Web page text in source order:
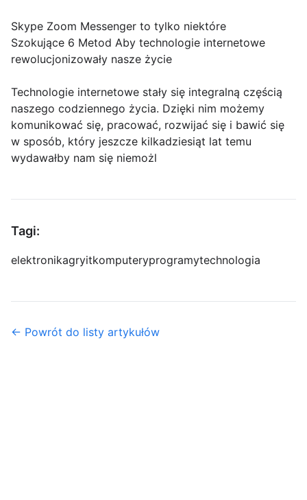
Skype Zoom Messenger to tylko niektóre
Szokujące 6 Metod Aby technologie internetowe
rewolucjonizowały nasze życie
Technologie internetowe stały się integralną częścią
naszego codziennego życia. Dzięki nim możemy
komunikować się, pracować, rozwijać się i bawić się
w sposób, który jeszcze kilkadziesiąt lat temu
wydawałby nam się niemożl
Tagi:
elektronikagryitkomputeryprogramytechnologia
← Powrót do listy artykułów